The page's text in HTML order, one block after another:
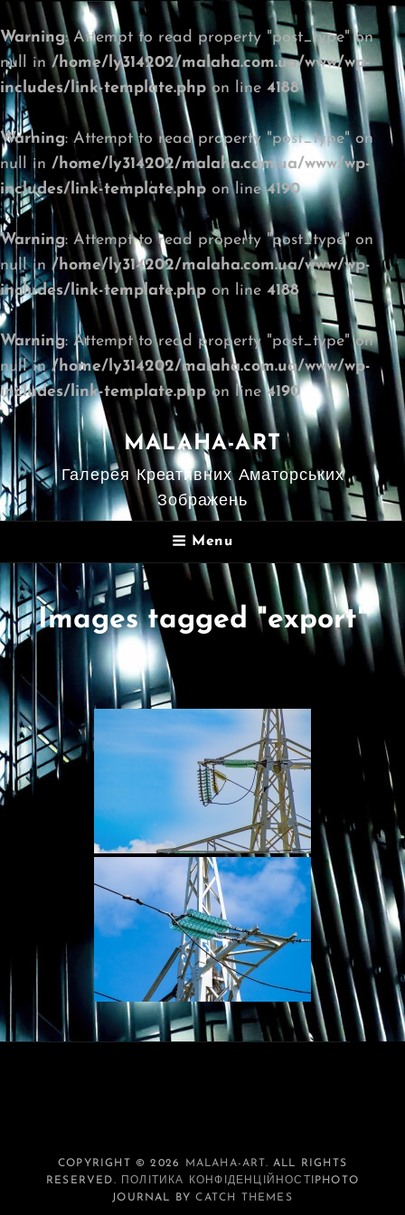
Warning: Attempt to read property "post_type" on
null in/home/ly314202/malaha.com.ua/www/wp-
includes/link-template.phpon line 4188
Warning: Attempt to read property "post_type" on
null in /home/ly314202/malaha.com.ua/www/wp-
includes/link-template.php on line4190
Warning: Attempt to read property "post_type" on
null in/home/ly314202/malaha.com.ua/www/wp-
includes/link-template.php on line 4188
Warning: Attempt to read property "post_type" on
null in/home/ly314202/malaha.com.ua/www/wp-
includes/link-template.phpon line4190
MALAHA-ART
Галерея Креативних Аматорських
Зображень
Menu
Images tagged "export"
COPYRIGHT © 2026 MALAHA-ART. ALL RIGHTS
RESERVED.
ПОЛІТИКА КОНФІДЕНЦІЙНОСТІ
PHOTO
JOURNAL BYCATCH THEMES